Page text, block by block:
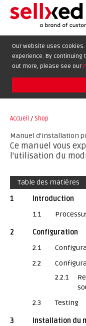
EXTENSIONS
BLOG
Our website uses
experience. By continuing
out more, please see our
Accueil / Shop
Manuel d'installation
Ce manuel vous
l'utilisation du
Table des matières
1
Introduction
1.1
2
Configuration
2.1
2.2
2.2.1
2.3
Testing
3
Installation du